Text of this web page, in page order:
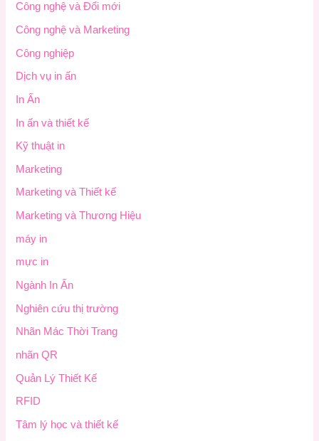
Công nghệ và Đổi mới
Công nghệ và Marketing
Công nghiệp
Dịch vụ in ấn
In Ấn
In ấn và thiết kế
Kỹ thuật in
Marketing
Marketing và Thiết kế
Marketing và Thương Hiệu
máy in
mực in
Ngành In Ấn
Nghiên cứu thị trường
Nhãn Mác Thời Trang
nhãn QR
Quản Lý Thiết Kế
RFID
Tâm lý học và thiết kế